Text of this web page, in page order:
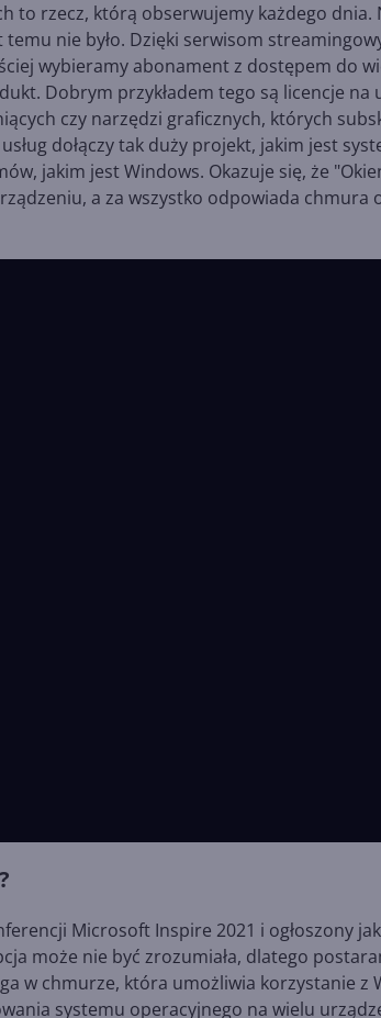
to rzecz, którą obserwujemy każdego
nie było. Dzięki serwisom
wybieramy abonament z dostępem do
Dobrym przykładem tego są licencje na
czy narzędzi graficznych, których
dołączy tak duży projekt, jakim jest
jakim jest Windows. Okazuje się, że
a za wszystko odpowiada chmura
Microsoft Inspire 2021 i ogłoszony
może nie być zrozumiała, dlatego
w chmurze, która umożliwia korzystanie z
systemu operacyjnego na wielu